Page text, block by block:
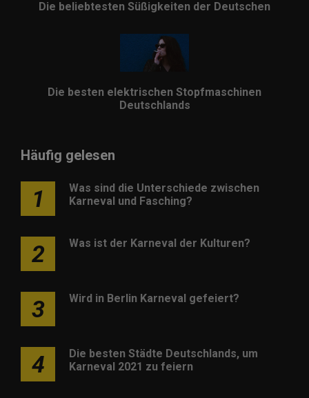
Die beliebtesten Süßigkeiten der Deutschen
Die besten elektrischen Stopfmaschinen
Deutschlands
Häufig gelesen
1
Was sind die Unterschiede zwischen
Karneval und Fasching?
2 Was ist der Karneval der Kulturen?
3 Wird in Berlin Karneval gefeiert?
4
Die besten Städte Deutschlands, um
Karneval 2021 zu feiern